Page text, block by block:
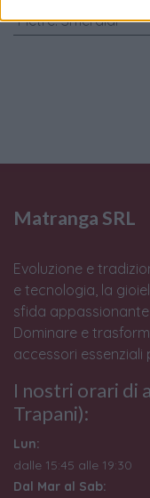
Pietre:Smeraldi
Matranga SRL
Evoluzione e
e tecnologia, la
sfida appassionante
Dominare e
accessori
I nostri orari di
Trapani):
Lun:
dalle 15:45 alle 19:30
Dal Mar al Sab: